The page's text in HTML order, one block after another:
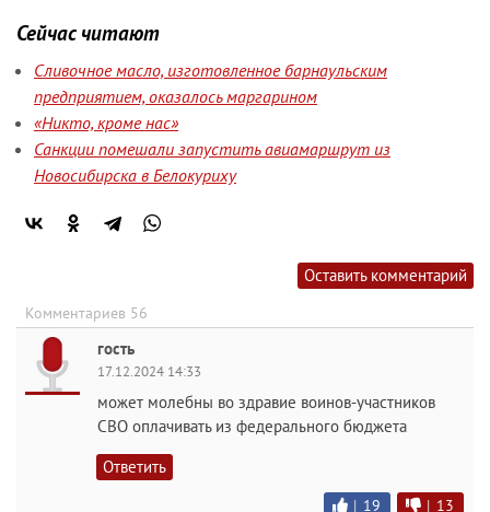
Сейчас читают
Сливочное масло, изготовленное барнаульским
предприятием, оказалось маргарином
«Никто, кроме нас»
Санкции помешали запустить авиамаршрут из
Новосибирска в Белокуриху
Оставить комментарий
Комментариев 56
гость
17.12.2024 14:33
может молебны во здравие воинов-участников
СВО оплачивать из федерального бюджета
Ответить
| 19 | 13